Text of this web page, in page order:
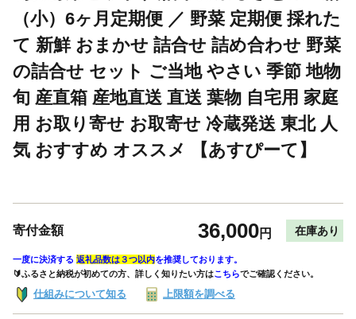
（小）6ヶ月定期便 ／ 野菜 定期便 採れた
て 新鮮 おまかせ 詰合せ 詰め合わせ 野菜
の詰合せ セット ご当地 やさい 季節 地物
旬 産直箱 産地直送 直送 葉物 自宅用 家庭
用 お取り寄せ お取寄せ 冷蔵発送 東北 人
気 おすすめ オススメ 【あすぴーて】
寄付金額 36,000円 在庫あり
一度に決済する 返礼品数は３つ以内を推奨しております。
🔰ふるさと納税が初めての方、詳しく知りたい方はこちらでご確認ください。
仕組みについて知る 上限額を調べる